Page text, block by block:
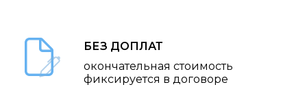
БЕЗ ДОПЛАТ
окончательная стоимость
фиксируется в договоре